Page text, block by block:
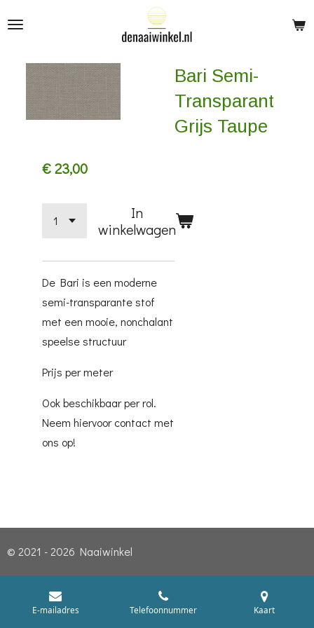
hoofdinhoud
Bari Semi-
Transparant
Grijs Taupe
€ 23,00
In
winkelwagen
De Bari is een moderne
semi-transparante stof
met een mooie, nonchalant
speelse structuur
Prijs per meter
Ook beschikbaar per rol.
Neem hiervoor contact met
ons op!
© 2021 - 2026 Naaiwinkel
E-mailadres Telefoonnummer Kaart